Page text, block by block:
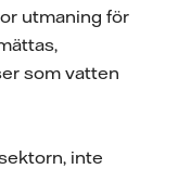
utmaning för
som vatten
inte